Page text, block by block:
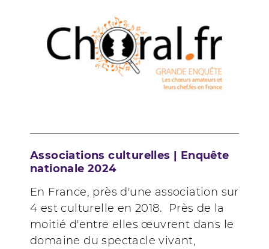
Associations culturelles | Enquête
nationale 2024
En France, près d'une association sur
4 est culturelle en 2018. Près de la
moitié d'entre elles œuvrent dans le
domaine du spectacle vivant,